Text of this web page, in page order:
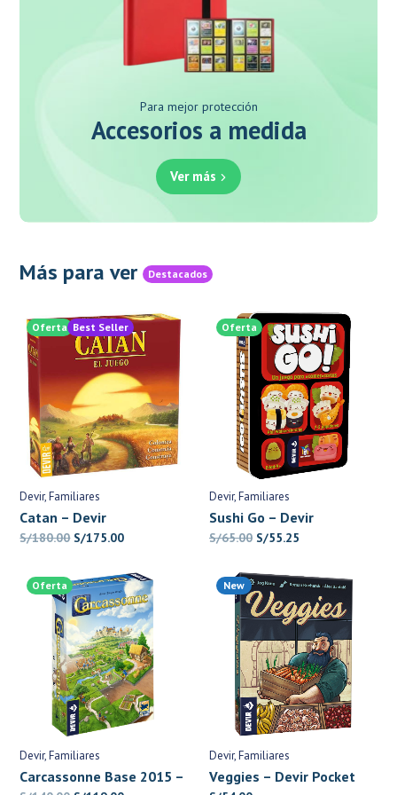
Para mejor protección
Accesorios a medida
Ver más
Más para ver Destacados
Oferta Best Seller
Devir Familiares
Catan – Devir
S/180.00 El
original
era:
S/180.00.
S/175.00El
actual
es:
S/175.00.
Oferta
Devir Familiares
Sushi Go – Devir
S/65.00 El
original
era:
S/65.00.
S/55.25
actual
es:
S/55.25.
Oferta
Devir Familiares
Carcassonne Base 2015 –
New
Devir Familiares
Veggies – Devir Pocket